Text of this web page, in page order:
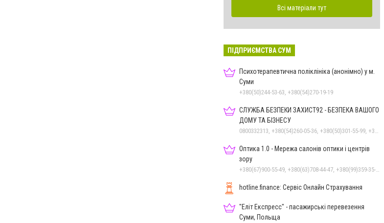
Всі матеріали тут
ПІДПРИЄМСТВА СУМ
Психотерапевтична поліклініка (анонімно) у м.
Суми
+380(50)244-53-63, +380(54)270-19-19
СЛУЖБА БЕЗПЕКИ ЗАХИСТ92 - БЕЗПЕКА ВАШОГО
ДОМУ ТА БІЗНЕСУ
Оптика 1.0 - Мережа салонів оптики і центрів
зору
hotline.finance: Сервіс Онлайн Страхування
"Еліт Експресс" - пасажирські перевезення
Суми, Польща